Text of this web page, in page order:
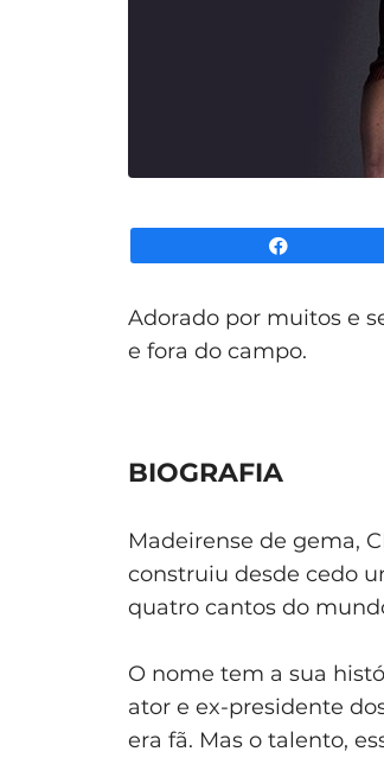
Adorado por muitos e
e fora do campo.
BIOGRAFIA
Madeirense de gema,
construiu desde cedo
quatro cantos do
O nome tem a sua
ator e ex-presidente
era fã. Mas o talento,